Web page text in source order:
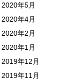
2020年5月
2020年4月
2020年2月
2020年1月
2019年12月
2019年11月